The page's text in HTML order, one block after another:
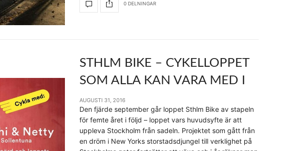
0 DELNINGAR
STHLM BIKE – CYKELLOPPET
SOM ALLA KAN VARA MED I
AUGUSTI 31, 2016
Den fjärde september går loppet Sthlm Bike av stapeln
för femte året i följd – loppet vars huvudsyfte är att
uppleva Stockholm från sadeln. Projektet som gått från
en dröm i New Yorks storstadsdjungel till verklighet på